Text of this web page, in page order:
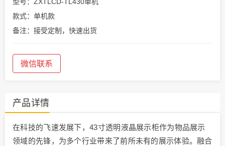
型号：ZXTLCD-TL430单机
款式：单机款
备注：接受定制，快速出货
微信联系
产品详情
在科技的飞速发展下，43寸透明液晶展示柜作为物品展示
领域的先锋，为多个行业带来了前所未有的展示体验。融合